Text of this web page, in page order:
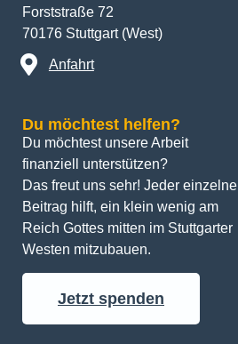
Forststraße 72
70176 Stuttgart (West)
Anfahrt
Du möchtest helfen?
Du möchtest unsere Arbeit
finanziell unterstützen?
Das freut uns sehr! Jeder einzelne
Beitrag hilft, ein klein wenig am
Reich Gottes mitten im Stuttgarter
Westen mitzubauen.
Jetzt spenden